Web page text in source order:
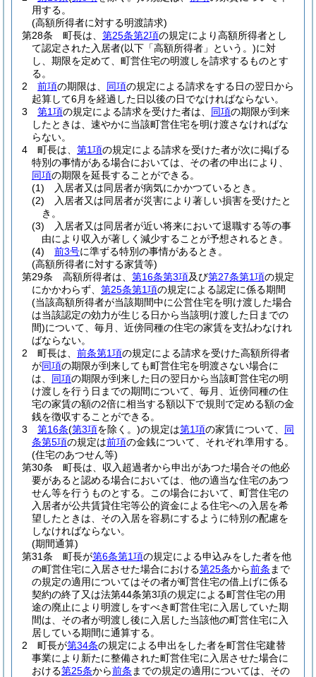
用する。
(高額所得者に対する明渡請求)
第28条
町長は、 第25条第2項の規定により高額所得者とし
て認定された入居者(以下「高額所得者」という。)に対
し、期限を定めて、町営住宅の明渡しを請求するものとす
る。
2
前項の期限は、 同項の規定による請求をする日の翌日から
起算して6月を経過した日以後の日でなければならない。
3
第1項の規定による請求を受けた者は、 同項の期限が到来
したときは、速やかに当該町営住宅を明け渡さなければな
らない。
4
町長は、 第1項の規定による請求を受けた者が次に掲げる
特別の事情がある場合においては、その者の申出により、
同項の期限を延長することができる。
(1)
入居者又は同居者が病気にかかつているとき。
(2)
入居者又は同居者が災害により著しい損害を受けたと
き。
(3)
入居者又は同居者が近い将来において退職する等の事
由により収入が著しく減少することが予想されるとき。
(4)
前3号に準ずる特別の事情があるとき。
(高額所得者に対する家賃等)
第29条
高額所得者は、 第16条第3項及び第27条第1項の規定
にかかわらず、 第25条第1項の規定による認定に係る期間
(当該高額所得者が当該期間中に公営住宅を明け渡した場合
は当該認定の効力が生じる日から当該明け渡した日までの
間)について、毎月、近傍同種の住宅の家賃を支払わなけれ
ばならない。
2
町長は、 前条第1項の規定による請求を受けた高額所得者
が同項の期限が到来しても町営住宅を明渡さない場合に
は、 同項の期限が到来した日の翌日から当該町営住宅の明
け渡しを行う日までの期間について、毎月、近傍同種の住
宅の家賃の額の2倍に相当する額以下で規則で定める額の金
銭を徴収することができる。
3
第16条(第3項を除く。)の規定は第1項の家賃について、 同
条第5項の規定は前項の金銭について、それぞれ準用する。
(住宅のあつせん等)
第30条
町長は、収入超過者から申出があつた場合その他必
要があると認める場合においては、他の適当な住宅のあつ
せん等を行うものとする。
この場合において、町営住宅の
入居者が公共賃貸住宅等公的資金による住宅への入居を希
望したときは、その入居を容易にするように特別の配慮を
しなければならない。
(期間通算)
第31条
町長が第6条第1項の規定による申込みをした者を他
の町営住宅に入居させた場合における第25条から前条 まで
の規定の適用についてはその者が町営住宅の借上げに係る
契約の終了又は法第44条第3項の規定による町営住宅の用
途の廃止により明渡しをすべき町営住宅に入居していた期
間は、その者が明渡し後に入居した当該他の町営住宅に入
居している期間に通算する。
2
町長が第34条の規定による申出をした者を町営住宅建替
事業により新たに整備された町営住宅に入居させた場合に
おける第25条から前条 までの規定の適用については、その